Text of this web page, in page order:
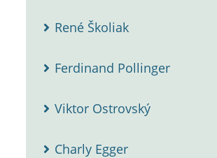
René Školiak
Ferdinand Pollinger
Viktor Ostrovský
Charly Egger